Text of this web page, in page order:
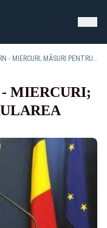
ŞEDINŢĂ DE GUVERN - MIERCURI; MĂSURI PENTRU DERULAREA PNDL, PE AGENDĂ
MIERCURI;